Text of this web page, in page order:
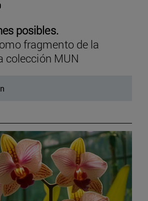
posibles.
fragmento de la
colección MUN